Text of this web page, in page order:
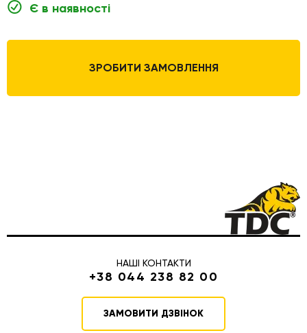
Є в наявності
ЗРОБИТИ ЗАМОВЛЕННЯ
НАШІ КОНТАКТИ
+38 044 238 82 00
ЗАМОВИТИ ДЗВІНОК